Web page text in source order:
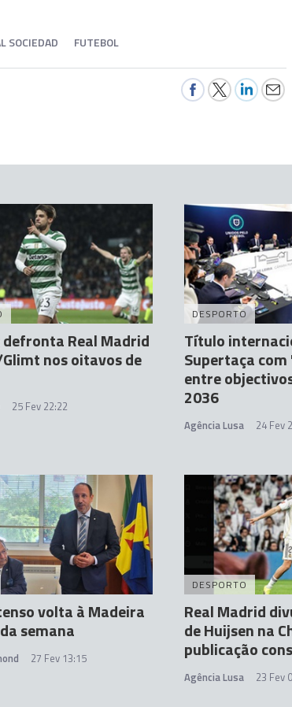
SOCIEDAD FUTEBOL
Real Madrid
nos oitavos de
25 Fev 22:22
DESPORTO
Título
Supertaça
entre
2036
Agência Lusa 24 Fev
volta à Madeira
semana
27 Fev 13:15
DESPORTO
Real Madrid
de Huijsen na
publicação
Agência Lusa 23 Fev